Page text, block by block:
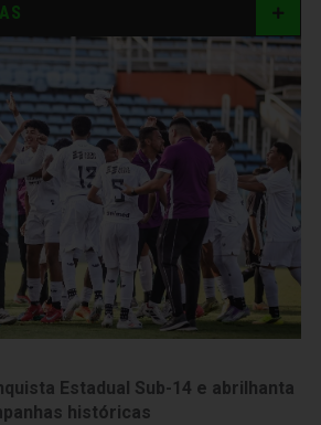
Estadual Sub-14 e abrilhanta
históricas